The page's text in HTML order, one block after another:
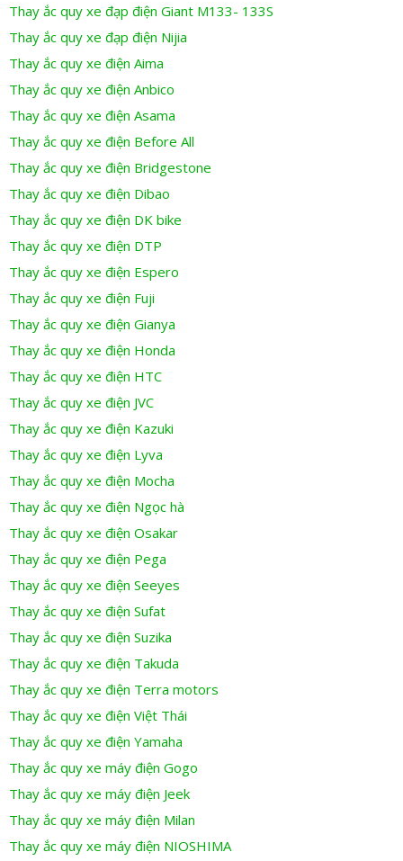
Thay ắc quy xe đạp điện Giant M133- 133S
Thay ắc quy xe đạp điện Nijia
Thay ắc quy xe điện Aima
Thay ắc quy xe điện Anbico
Thay ắc quy xe điện Asama
Thay ắc quy xe điện Before All
Thay ắc quy xe điện Bridgestone
Thay ắc quy xe điện Dibao
Thay ắc quy xe điện DK bike
Thay ắc quy xe điện DTP
Thay ắc quy xe điện Espero
Thay ắc quy xe điện Fuji
Thay ắc quy xe điện Gianya
Thay ắc quy xe điện Honda
Thay ắc quy xe điện HTC
Thay ắc quy xe điện JVC
Thay ắc quy xe điện Kazuki
Thay ắc quy xe điện Lyva
Thay ắc quy xe điện Mocha
Thay ắc quy xe điện Ngọc hà
Thay ắc quy xe điện Osakar
Thay ắc quy xe điện Pega
Thay ắc quy xe điện Seeyes
Thay ắc quy xe điện Sufat
Thay ắc quy xe điện Suzika
Thay ắc quy xe điện Takuda
Thay ắc quy xe điện Terra motors
Thay ắc quy xe điện Việt Thái
Thay ắc quy xe điện Yamaha
Thay ắc quy xe máy điện Gogo
Thay ắc quy xe máy điện Jeek
Thay ắc quy xe máy điện Milan
Thay ắc quy xe máy điện NIOSHIMA